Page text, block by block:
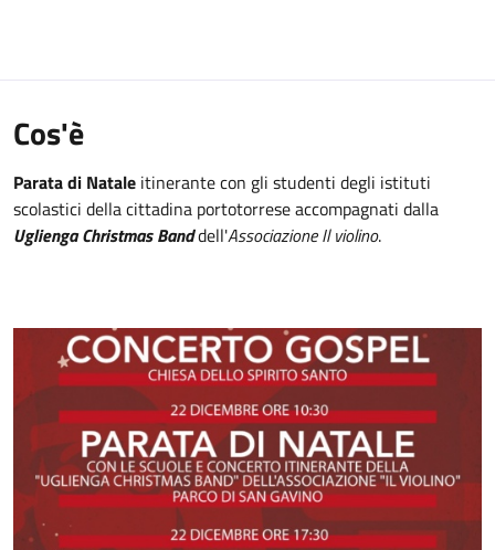
Cos'è
Parata di Natale itinerante con gli studenti degli istituti
scolastici della cittadina portotorrese accompagnati dalla
Uglienga Christmas Banddell'Associazione Il violino.